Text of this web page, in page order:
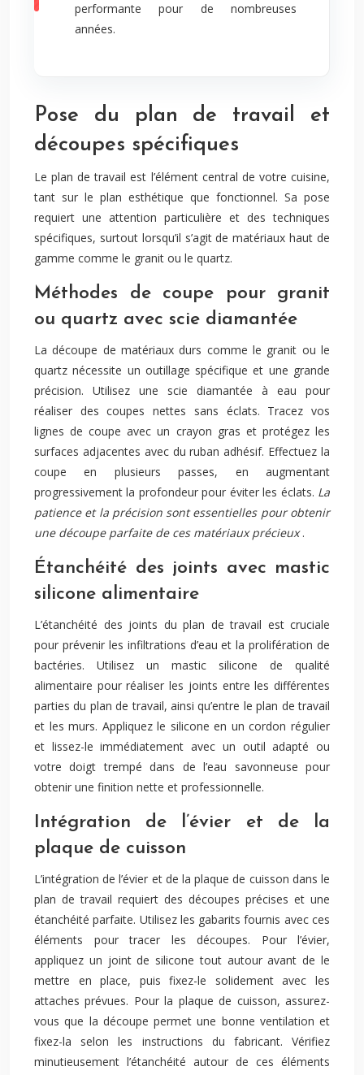
performante pour de nombreuses
années.
Pose du plan de travail et
découpes spécifiques
Le plan de travail est l’élément central de votre cuisine,
tant sur le plan esthétique que fonctionnel. Sa pose
requiert une attention particulière et des techniques
spécifiques, surtout lorsqu’il s’agit de matériaux haut de
gamme comme le granit ou le quartz.
Méthodes de coupe pour granit
ou quartz avec scie diamantée
La découpe de matériaux durs comme le granit ou le
quartz nécessite un outillage spécifique et une grande
précision. Utilisez une scie diamantée à eau pour
réaliser des coupes nettes sans éclats. Tracez vos
lignes de coupe avec un crayon gras et protégez les
surfaces adjacentes avec du ruban adhésif. Effectuez la
coupe en plusieurs passes, en augmentant
progressivement la profondeur pour éviter les éclats. La
patience et la précision sont essentielles pour obtenir
une découpe parfaite de ces matériaux précieux.
Étanchéité des joints avec mastic
silicone alimentaire
L’étanchéité des joints du plan de travail est cruciale
pour prévenir les infiltrations d’eau et la prolifération de
bactéries. Utilisez un mastic silicone de qualité
alimentaire pour réaliser les joints entre les différentes
parties du plan de travail, ainsi qu’entre le plan de travail
et les murs. Appliquez le silicone en un cordon régulier
et lissez-le immédiatement avec un outil adapté ou
votre doigt trempé dans de l’eau savonneuse pour
obtenir une finition nette et professionnelle.
Intégration de l’évier et de la
plaque de cuisson
L’intégration de l’évier et de la plaque de cuisson dans le
plan de travail requiert des découpes précises et une
étanchéité parfaite. Utilisez les gabarits fournis avec ces
éléments pour tracer les découpes. Pour l’évier,
appliquez un joint de silicone tout autour avant de le
mettre en place, puis fixez-le solidement avec les
attaches prévues. Pour la plaque de cuisson, assurez-
vous que la découpe permet une bonne ventilation et
fixez-la selon les instructions du fabricant. Vérifiez
minutieusement l’étanchéité autour de ces éléments